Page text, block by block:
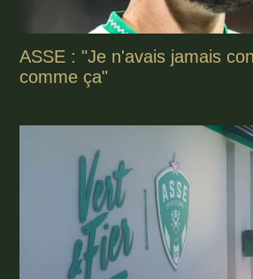
ASSE : "Je n'avais jamais
comme ça"